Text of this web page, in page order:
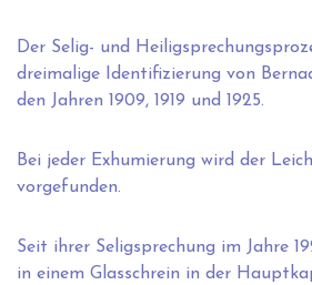
Der Selig- und
dreimalige Identifizierung von
den Jahren 1909, 1919 und 1925.
Bei jeder Exhumierung wird der
vorgefunden.
Seit ihrer Seligsprechung im Jahre
in einem Glasschrein in der